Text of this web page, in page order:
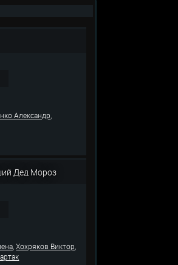
Александр,
Дед Мороз
,Хохряков Виктор,